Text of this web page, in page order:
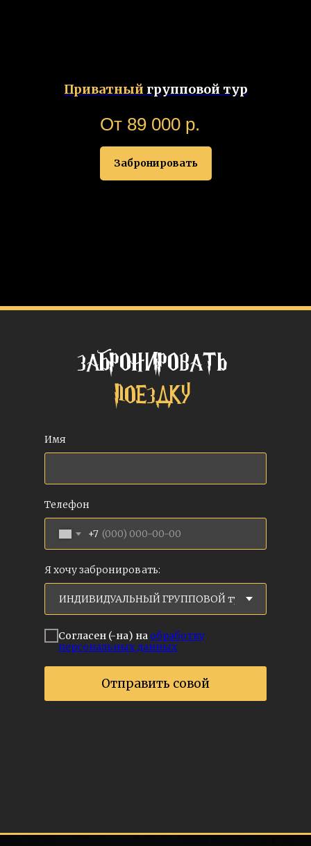
Приватный групповой тур
От 89 000 р.
Забронировать
ЗАБРОНИРОВАТЬ
ПОЕЗДКУ
Имя
Телефон
+7
Я хочу забронировать:
Согласен (-на) на обработку
персональных данных
Отправить совой